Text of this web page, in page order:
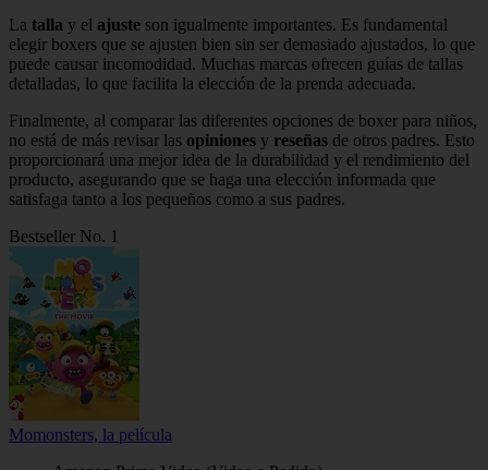
La talla y el ajuste son igualmente importantes. Es fundamental
elegir boxers que se ajusten bien sin ser demasiado ajustados, lo que
puede causar incomodidad. Muchas marcas ofrecen guías de tallas
detalladas, lo que facilita la elección de la prenda adecuada.
Finalmente, al comparar las diferentes opciones de boxer para niños,
no está de más revisar las opiniones y reseñas de otros padres. Esto
proporcionará una mejor idea de la durabilidad y el rendimiento del
producto, asegurando que se haga una elección informada que
satisfaga tanto a los pequeños como a sus padres.
Bestseller No. 1
Momonsters, la película